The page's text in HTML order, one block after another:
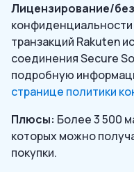
Лицензирование/
транзакций Rakuten
соединения Secure
подробную
странице политики
Плюсы: Более 3 500
которых можно
покупки.